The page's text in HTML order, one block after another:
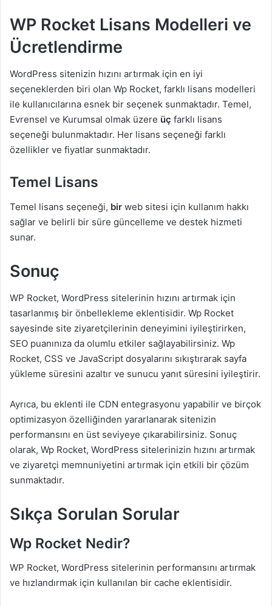
WP Rocket Lisans Modelleri ve
Ücretlendirme
WordPress sitenizin hızını artırmak için en iyi
seçeneklerden biri olan Wp Rocket, farklı lisans modelleri
ile kullanıcılarına esnek bir seçenek sunmaktadır. Temel,
Evrensel ve Kurumsal olmak üzere üç farklı lisans
seçeneği bulunmaktadır. Her lisans seçeneği farklı
özellikler ve fiyatlar sunmaktadır.
Temel Lisans
Temel lisans seçeneği, bir web sitesi için kullanım hakkı
sağlar ve belirli bir süre güncelleme ve destek hizmeti
sunar.
Sonuç
WP Rocket, WordPress sitelerinin hızını artırmak için
tasarlanmış bir önbellekleme eklentisidir. Wp Rocket
sayesinde site ziyaretçilerinin deneyimini iyileştirirken,
SEO puanınıza da olumlu etkiler sağlayabilirsiniz. Wp
Rocket, CSS ve JavaScript dosyalarını sıkıştırarak sayfa
yükleme süresini azaltır ve sunucu yanıt süresini iyileştirir.
Ayrıca, bu eklenti ile CDN entegrasyonu yapabilir ve birçok
optimizasyon özelliğinden yararlanarak sitenizin
performansını en üst seviyeye çıkarabilirsiniz. Sonuç
olarak, Wp Rocket, WordPress sitelerinizin hızını artırmak
ve ziyaretçi memnuniyetini artırmak için etkili bir çözüm
sunmaktadır.
Sıkça Sorulan Sorular
Wp Rocket Nedir?
WP Rocket, WordPress sitelerinin performansını artırmak
ve hızlandırmak için kullanılan bir cache eklentisidir.